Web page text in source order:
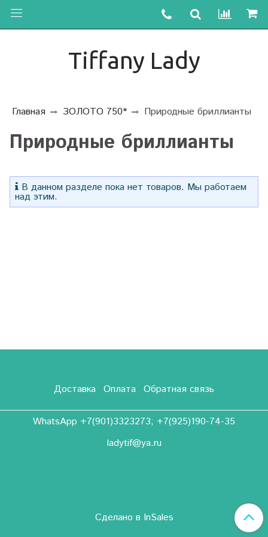
Tiffany Lady
Главная ЗОЛОТО 750* Природные бриллианты
Природные бриллианты
В данном разделе пока нет товаров. Мы работаем
над этим.
Доставка Оплата Обратная связь
WhatsApp +7(901)3323273; +7(925)190-74-35
ladytif@ya.ru
Сделано в InSales